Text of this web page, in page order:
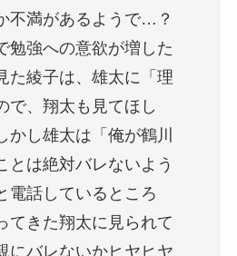
不満があるようで…？
勉強への意欲が増した
た綾子は、雄太に「理
で、翔太も見てほし
かし雄太は「俺が鶴川
とは絶対バレないよう
電話しているところ
てきた翔太に見られて
バレないかヒヤヒヤ